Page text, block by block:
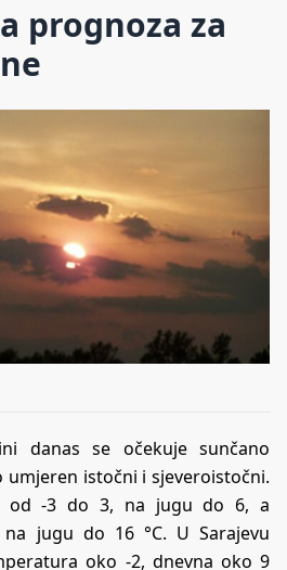
prognoza za
danas se očekuje sunčano
umjeren istočni i sjeveroistočni.
od -3 do 3, na jugu do 6, a
jugu do 16 °C. U Sarajevu
oko -2, dnevna oko 9